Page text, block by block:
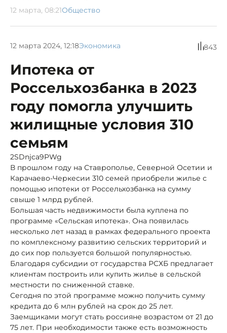
12 марта, 08:21Общество
12 марта 2024, 12:18Экономика 843
Ипотека от
Россельхозбанка в 2023
году помогла улучшить
жилищные условия 310
семьям
2SDnjca9PWg
В прошлом году на Ставрополье, Северной Осетии и
Карачаево-Черкесии 310 семей приобрели жилье с
помощью ипотеки от Россельхозбанка на сумму
свыше 1 млрд рублей.
Большая часть недвижимости была куплена по
программе «Сельская ипотека». Она появилась
несколько лет назад в рамках федерального проекта
по комплексному развитию сельских территорий и
до сих пор пользуется большой популярностью.
Благодаря субсидии от государства РСХБ предлагает
клиентам построить или купить жилье в сельской
местности по сниженной ставке.
Сегодня по этой программе можно получить сумму
кредита до 6 млн рублей на срок до 25 лет.
Заемщиками могут стать россияне возрастом от 21 до
75 лет. При необходимости также есть возможность